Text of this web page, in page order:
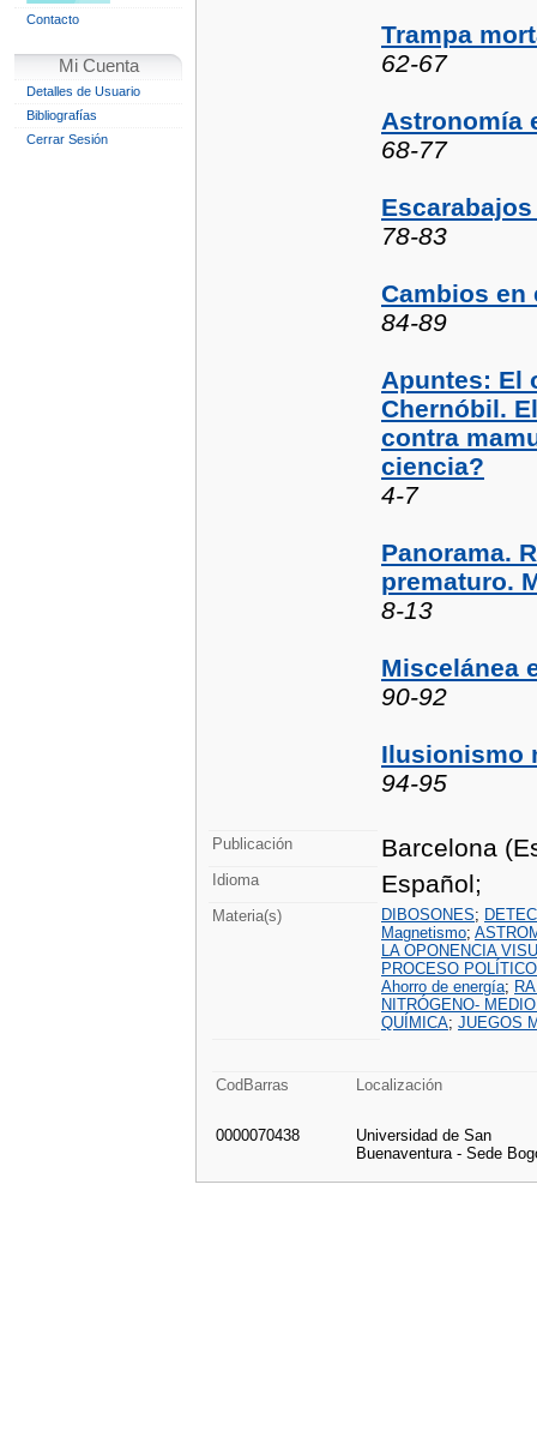
Contacto
Mi Cuenta
Detalles de Usuario
Bibliografías
Cerrar Sesión
Trampa
62-67
Astronomía
68-77
78-83
Cambios
84-89
Apuntes: El
Chernóbil.
contra
ciencia?
4-7
Panorama.
prematuro.
8-13
Miscelánea
90-92
Ilusionismo
94-95
Publicación Barcelona
Idioma Español;
Materia(s) DIBOSONES;
Magnetismo;
LA OPONENCIA
PROCESO
Ahorro de energía;
NITRÓGENO-
QUÍMICA; JUEGOS
CodBarras Localización
0000070438
Universidad de San
Buenaventura - Sede